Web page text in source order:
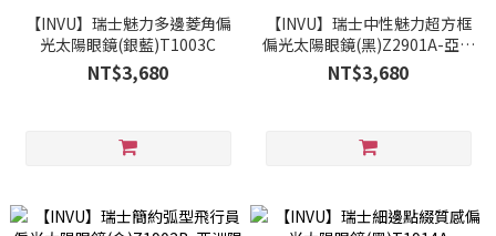
【INVU】瑞士魅力多邊菱角偏
光太陽眼鏡(銀藍)T1003C
NT$3,680
【INVU】瑞士中性魅力超方框
偏光太陽眼鏡(黑)Z2901A-亞洲
限定款
NT$3,680